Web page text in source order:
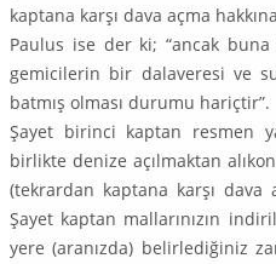
kaptana karşı dava açma
Paulus ise der ki; “ancak
gemicilerin bir dalaveresi ve
batmış olması durumu hariçtir”.
Şayet birinci kaptan resmen
birlikte denize açılmaktan
(tekrardan kaptana karşı dava
Şayet kaptan mallarınızın
yere (aranızda) belirlediğiniz